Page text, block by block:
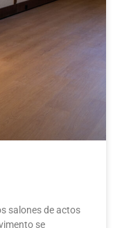
salones de actos
se